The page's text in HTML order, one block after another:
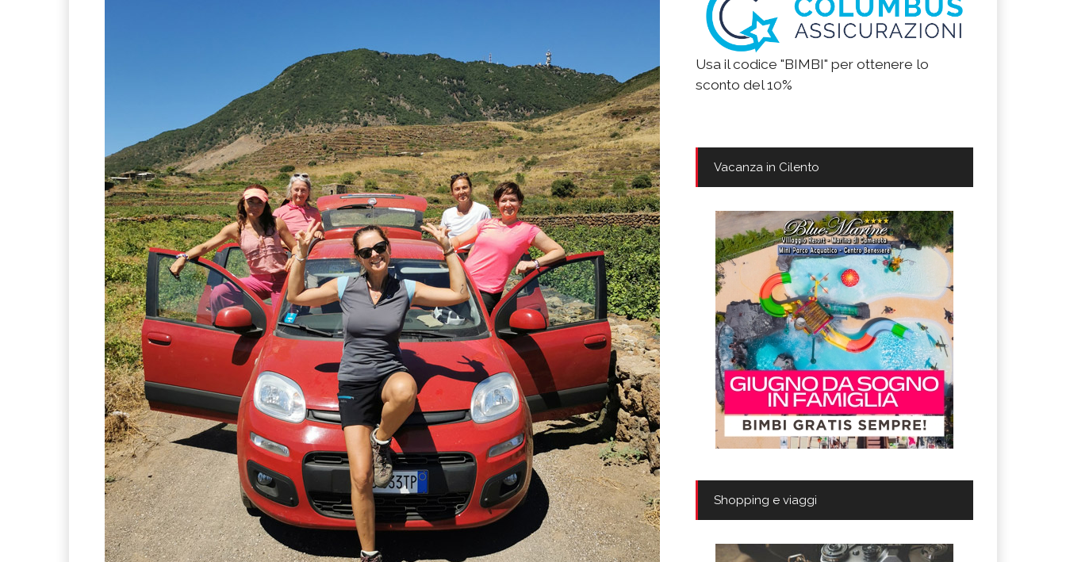
Usa il codice "BIMBI" per ottenere lo
sconto del 10%
Vacanza in Cilento
Shopping e viaggi